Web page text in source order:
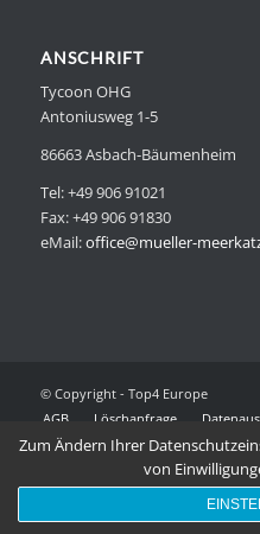
ANSCHRIFT
Tycoon OHG
Antoniusweg 1-5
86663 Asbach-Bäumenheim
Tel: +49 906 91021
Fax: +49 906 91830
eMail:office@mueller-
© Copyright - Top4 Europe
AGB
Löschanfrage
Zum Ändern Ihrer
von